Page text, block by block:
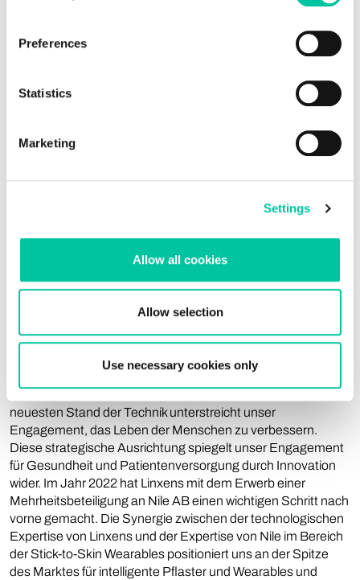
Preferences
Statistics
Marketing
Settings
Allow all cookies
Allow selection
Use necessary cookies only
Der Wachstumskurs von Linxens ist von strategischen
Expansion im
Gesundheitssektor:
neuesten Stand der Technik unterstreicht unser
Engagement, das Leben der Menschen zu verbessern.
Diese strategische Ausrichtung spiegelt unser Engagement
für Gesundheit und Patientenversorgung durch Innovation
wider. Im Jahr 2022 hat Linxens mit dem Erwerb einer
Mehrheitsbeteiligung an Nile AB einen wichtigen Schritt nach
vorne gemacht. Die Synergie zwischen der technologischen
Expertise von Linxens und der Expertise von Nile im Bereich
der Stick-to-Skin Wearables positioniert uns an der Spitze
des Marktes für intelligente Pflaster und Wearables und